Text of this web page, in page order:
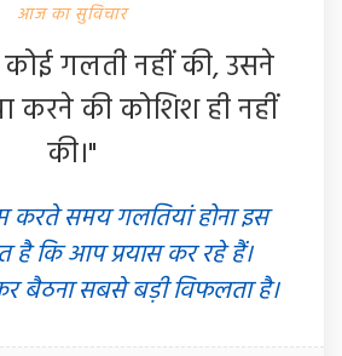
आज का सुविचार
गलती नहीं की, उसने
करने की कोशिश ही नहीं
की।"
करते समय गलतियां होना इस
है कि आप प्रयास कर रहे हैं।
बैठना सबसे बड़ी विफलता है।